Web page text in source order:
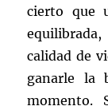
cierto que
calidad de
ganarle la
momento.